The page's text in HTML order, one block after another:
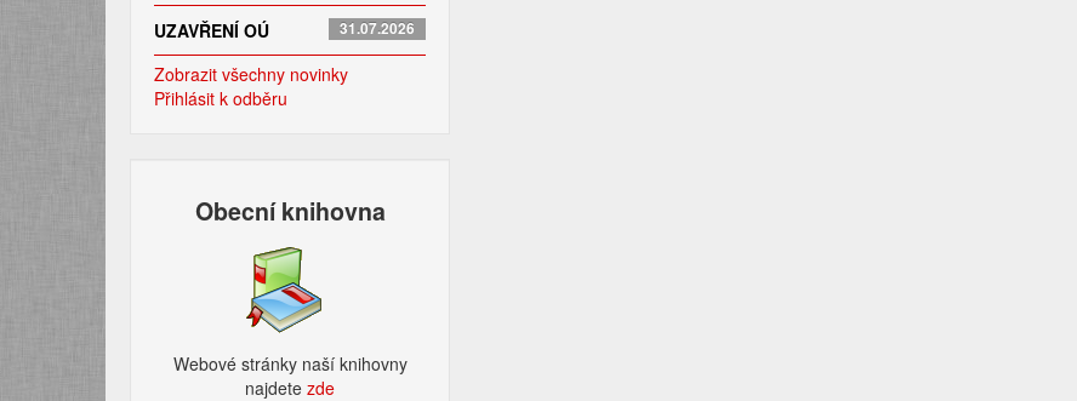
UZAVŘENÍ OÚ 31.07.2026
Zobrazit všechny novinky
Přihlásit k odběru
Obecní knihovna
Webové stránky naší knihovny
najdetezde​